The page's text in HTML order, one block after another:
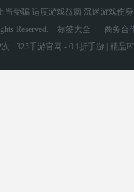
受骗 适度游戏益脑 沉迷游戏伤
Reserved. 标签大全
商务合
325手游官网 - 0.1折手游 | 精品